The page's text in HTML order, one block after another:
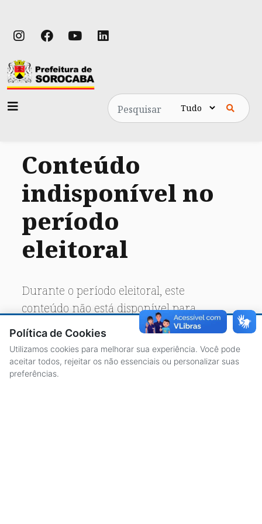
Pesquisa
Conteúdo
indisponível no
período
eleitoral
Durante o período eleitoral, este
conteúdo não está disponível para
acesso público.
Política de Cookies
Utilizamos cookies para melhorar sua experiência. Você pode
aceitar todos, rejeitar os não essenciais ou personalizar suas
preferências.